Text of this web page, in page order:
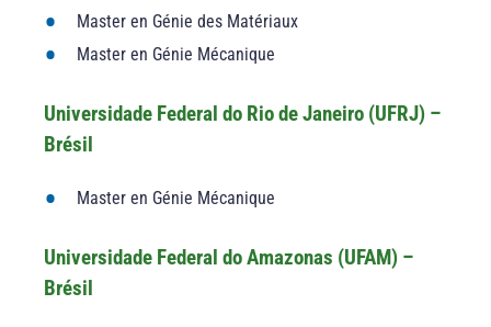
Master en Génie des Matériaux
Master en Génie Mécanique
Universidade Federal do Rio de Janeiro (UFRJ) –
Brésil
Master en Génie Mécanique
Universidade Federal do Amazonas (UFAM) –
Brésil